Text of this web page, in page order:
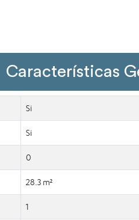
Características
Si
Si
0
28.3 m²
1